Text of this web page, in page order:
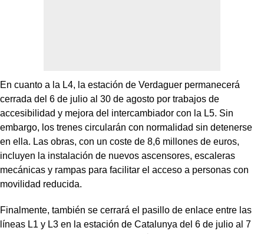
En cuanto a la L4, la estación de Verdaguer permanecerá
cerrada del 6 de julio al 30 de agosto por trabajos de
accesibilidad y mejora del intercambiador con la L5. Sin
embargo, los trenes circularán con normalidad sin detenerse
en ella. Las obras, con un coste de 8,6 millones de euros,
incluyen la instalación de nuevos ascensores, escaleras
mecánicas y rampas para facilitar el acceso a personas con
movilidad reducida.
Finalmente, también se cerrará el pasillo de enlace entre las
líneas L1 y L3 en la estación de Catalunya del 6 de julio al 7